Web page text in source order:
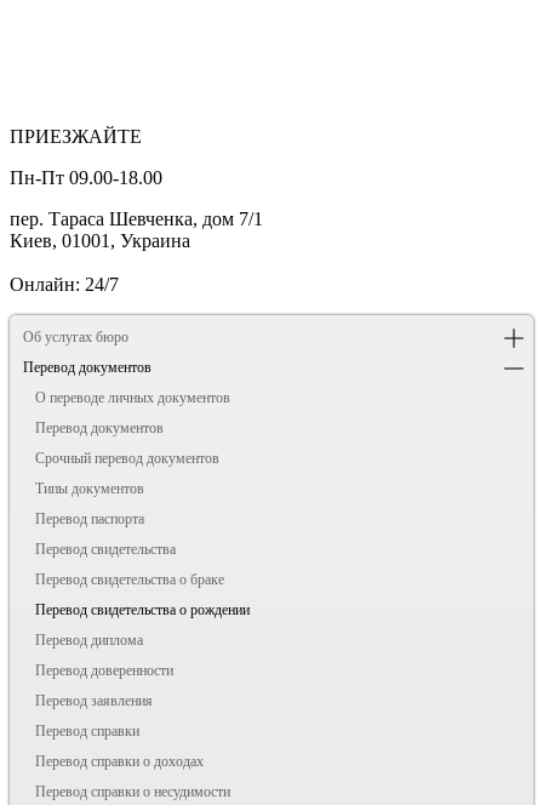
ПРИЕЗЖАЙТЕ
Пн-Пт 09.00-18.00
пер. Тараса Шевченка, дом 7/1
Киев, 01001, Украина
Онлайн: 24/7
Об услугах бюро
Перевод документов
О переводе личных документов
Перевод документов
Срочный перевод документов
Типы документов
Перевод паспорта
Перевод свидетельства
Перевод свидетельства о браке
Перевод свидетельства о рождении
Перевод диплома
Перевод доверенности
Перевод заявления
Перевод справки
Перевод справки о доходах
Перевод справки о несудимости